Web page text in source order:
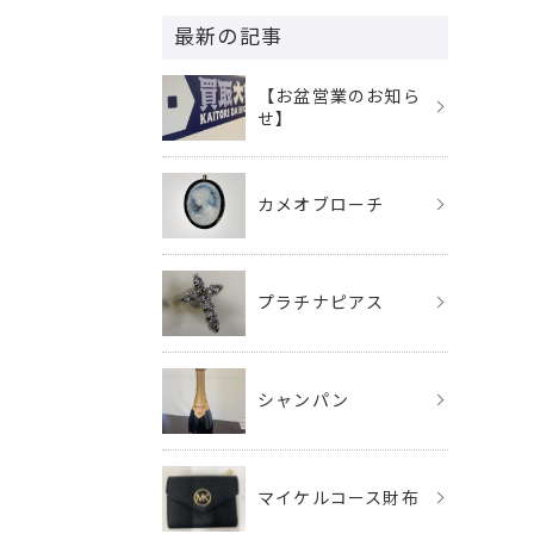
最新の記事
【お盆営業のお知ら
せ】
カメオブローチ
プラチナピアス
シャンパン
マイケルコース財布